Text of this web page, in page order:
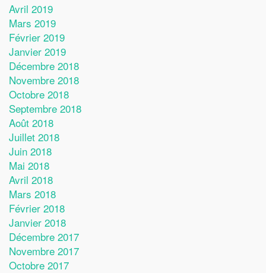
Avril 2019
Mars 2019
Février 2019
Janvier 2019
Décembre 2018
Novembre 2018
Octobre 2018
Septembre 2018
Août 2018
Juillet 2018
Juin 2018
Mai 2018
Avril 2018
Mars 2018
Février 2018
Janvier 2018
Décembre 2017
Novembre 2017
Octobre 2017